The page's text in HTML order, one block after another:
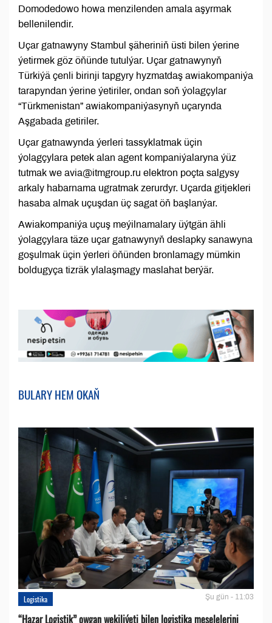
Domodedowo howa menzilenden amala aşyrmak
bellenilendir.
Uçar gatnawyny Stambul şäheriniň üsti bilen ýerine
ýetirmek göz öňünde tutulýar. Uçar gatnawynyň
Türkiýä çenli birinji tapgyry hyzmatdaş awiakompaniýa
tarapyndan ýerine ýetiriler, ondan soň ýolagçylar
“Türkmenistan” awiakompaniýasynyň uçarynda
Aşgabada getiriler.
Uçar gatnawynda ýerleri tassyklatmak üçin
ýolagçylara petek alan agent kompaniýalaryna ýüz
tutmak we avia@itmgroup.ru elektron poçta salgysy
arkaly habarnama ugratmak zerurdyr. Uçarda gitjekleri
hasaba almak uçuşdan üç sagat öň başlanýar.
Awiakompaniýa uçuş meýilnamalary üýtgän ähli
ýolagçylara täze uçar gatnawynyň deslapky sanawyna
goşulmak üçin ýerleri öňünden bronlamagy mümkin
boldugyça tizräk ylalaşmagy maslahat berýär.
BULARY HEM OKAŇ
Logistika Şu gün - 11:03
“Hazar Logistik” owgan wekiliýeti bilen logistika meselelerini